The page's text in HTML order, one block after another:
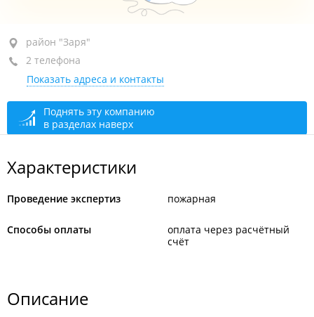
район "Заря", ул. Чапаева, 1Д
+7 (423) 231-28-46
+7 (423) 231-28-48
сегодня закрыто
район "Заря"
2 телефона
Показать адреса и контакты
Поднять эту компанию
в разделах наверх
Характеристики
Проведение экспертиз пожарная
Способы оплаты
оплата через расчётный
счёт
Описание